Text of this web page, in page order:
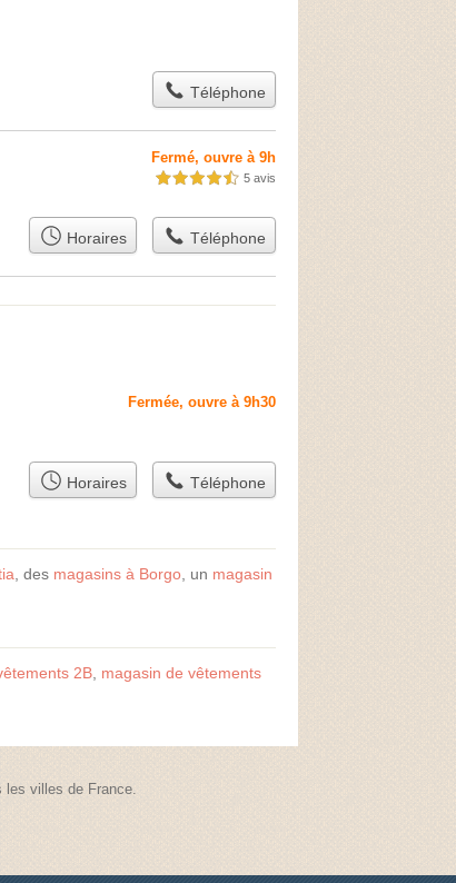
Téléphone
Fermé, ouvre à 9h
4,5 étoiles sur 5 5 avis
Horaires Téléphone
Fermée, ouvre à 9h30
Horaires Téléphone
, des magasins à Borgo , un magasin
2B magasin de vêtements
les villes de France.